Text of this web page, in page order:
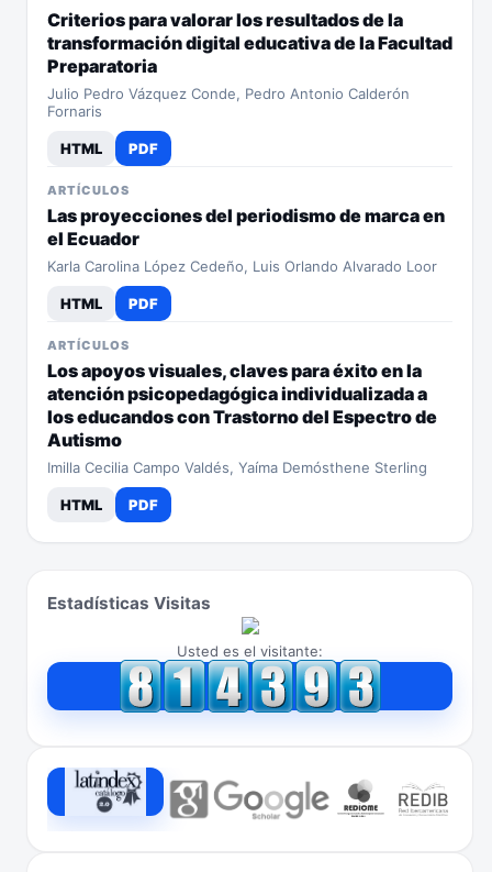
Estadísticas Visitas
Usted es el visitante:
Criterios para valorar los resultados de la
transformación digital educativa de la Facultad
Preparatoria
Julio Pedro Vázquez Conde, Pedro Antonio Calderón
Fornaris
HTML PDF
ARTÍCULOS
Las proyecciones del periodismo de marca en
el Ecuador
Karla Carolina López Cedeño, Luis Orlando Alvarado Loor
HTML PDF
ARTÍCULOS
Los apoyos visuales, claves para éxito en la
atención psicopedagógica individualizada a
los educandos con Trastorno del Espectro de
Autismo
Imilla Cecilia Campo Valdés, Yaíma Demósthene Sterling
HTML PDF